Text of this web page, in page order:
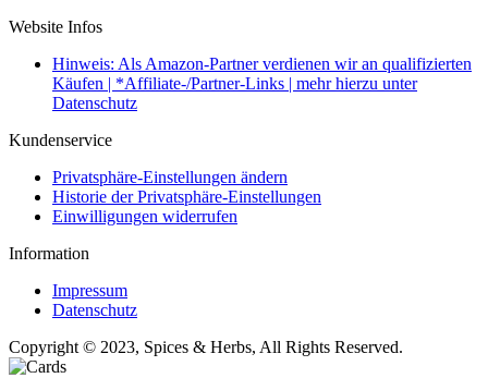
Website Infos
Hinweis: Als Amazon-Partner verdienen wir an qualifizierten
Käufen | *Affiliate-/Partner-Links | mehr hierzu unter
Datenschutz
Kundenservice
Privatsphäre-Einstellungen ändern
Historie der Privatsphäre-Einstellungen
Einwilligungen widerrufen
Information
Impressum
Datenschutz
Copyright © 2023, Spices & Herbs, All Rights Reserved.